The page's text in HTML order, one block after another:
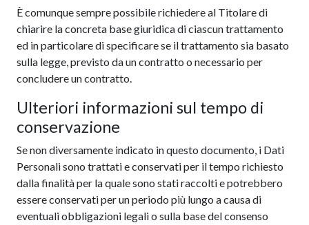
È comunque sempre possibile richiedere al Titolare di
chiarire la concreta base giuridica di ciascun trattamento
ed in particolare di specificare se il trattamento sia basato
sulla legge, previsto da un contratto o necessario per
concludere un contratto.
Ulteriori informazioni sul tempo di
conservazione
Se non diversamente indicato in questo documento, i Dati
Personali sono trattati e conservati per il tempo richiesto
dalla finalità per la quale sono stati raccolti e potrebbero
essere conservati per un periodo più lungo a causa di
eventuali obbligazioni legali o sulla base del consenso